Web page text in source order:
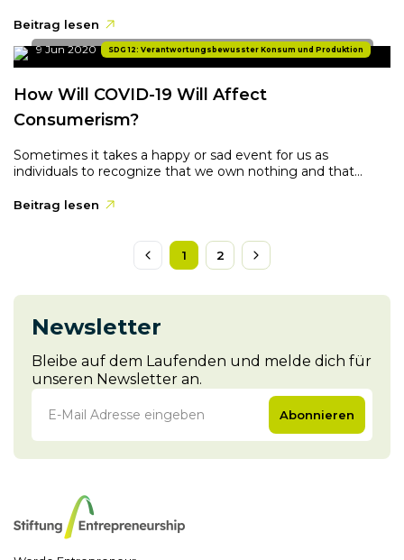
Beitrag lesen
9 Jun 2020 SDG 12: Verantwortungsbewusster Konsum und Produktion
How Will COVID-19 Will Affect
Consumerism?
Sometimes it takes a happy or sad event for us as
individuals to recognize that we own nothing and that...
Beitrag lesen
1 2
Newsletter
Bleibe auf dem Laufenden und melde dich für
unseren Newsletter an.
Abonnieren